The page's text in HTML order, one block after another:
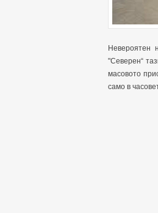
Невероятен
"Северен“
масовото
само в